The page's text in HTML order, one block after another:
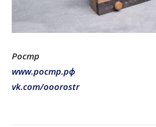
Ростр
www.ростр.рф
vk.com/ooorostr